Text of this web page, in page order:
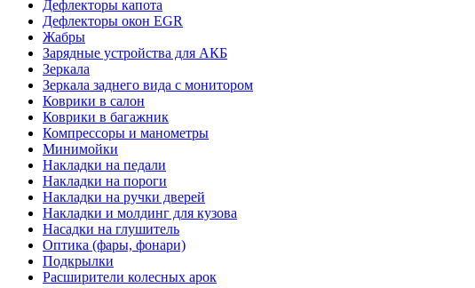
Дефлекторы капота
Дефлекторы окон EGR
Жабры
Зарядные устройства для АКБ
Зеркала
Зеркала заднего вида с монитором
Коврики в салон
Коврики в багажник
Компрессоры и манометры
Минимойки
Накладки на педали
Накладки на пороги
Накладки на ручки дверей
Накладки и молдинг для кузова
Насадки на глушитель
Оптика (фары, фонари)
Подкрылки
Расширители колесных арок